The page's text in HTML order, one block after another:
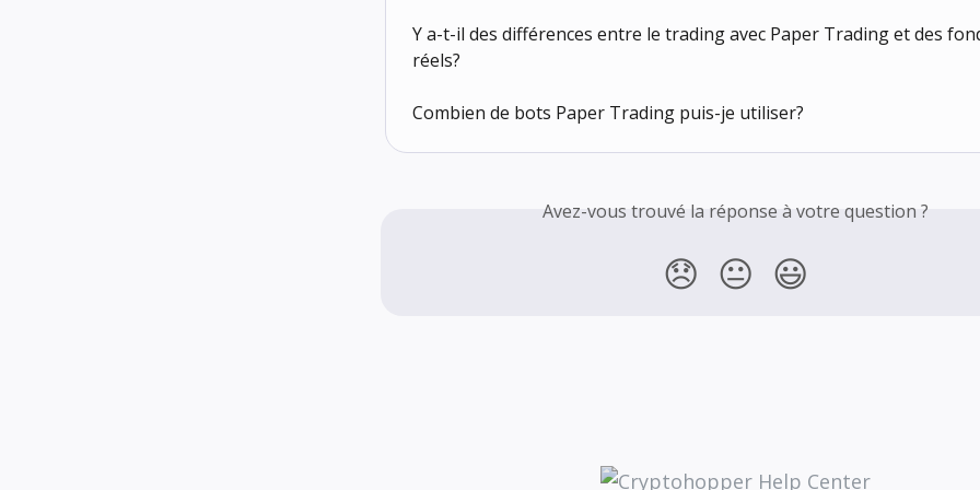
Y a-t-il des différences entre le trading avec Paper Trading et des
réels?
Combien de bots Paper Trading puis-je utiliser?
Avez-vous trouvé la réponse à votre question ?
😞 😐 😃